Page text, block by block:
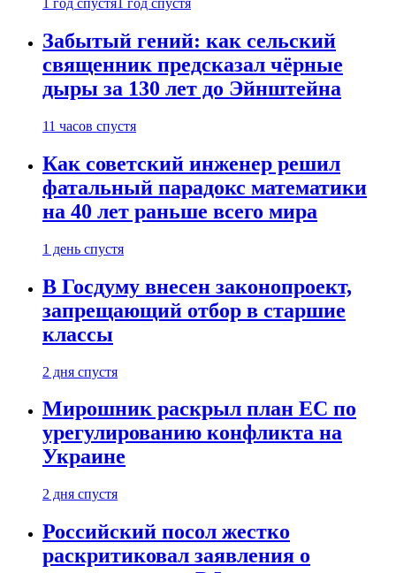
1 год спустя 1 год спустя
Забытый гений: как сельский
священник предсказал чёрные
дыры за 130 лет до Эйнштейна
11 часов спустя
Как советский инженер решил
фатальный парадокс математики
на 40 лет раньше всего мира
1 день спустя
В Госдуму внесен законопроект,
запрещающий отбор в старшие
классы
2 дня спустя
Мирошник раскрыл план ЕС по
урегулированию конфликта на
Украине
2 дня спустя
Российский посол жестко
раскритиковал заявления о